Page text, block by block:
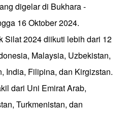
digelar di Bukhara -
16 Oktober 2024.
Silat 2024 diikuti lebih dari 12
Malaysia, Uzbekistan,
India, Filipina, dan Kirgizstan.
dari Uni Emirat Arab,
Turkmenistan, dan